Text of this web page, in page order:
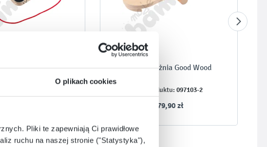
O plikach cookies
Pliki te zapewniają Ci prawidłowe
ruchu na naszej stronie ("Statystyka"),
Równoważnia Good Wood
Kod produktu: 097103-2
179,90 zł